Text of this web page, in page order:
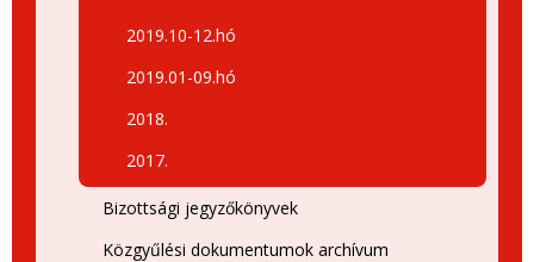
2019.10-12.hó
2019.01-09.hó
2018.
2017.
Bizottsági jegyzőkönyvek
Közgyűlési dokumentumok archívum